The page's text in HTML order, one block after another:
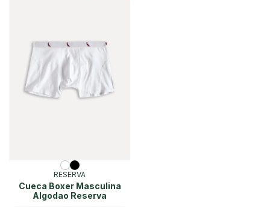
RESERVA
Cueca Boxer Masculina
Algodao Reserva